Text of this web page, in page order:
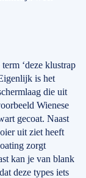
‘deze klustrap
is het
die uit
Wienese
gecoat. Naast
uit ziet heeft
zorgt
kan je van blank
deze types iets